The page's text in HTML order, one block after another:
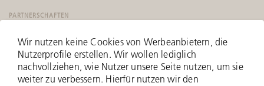
PARTNERSCHAFTEN
Wir nutzen keine Cookies von Werbeanbietern, die
Nutzerprofile erstellen. Wir wollen lediglich
nachvollziehen, wie Nutzer unsere Seite nutzen, um sie
weiter zu verbessern. Hierfür nutzen wir den